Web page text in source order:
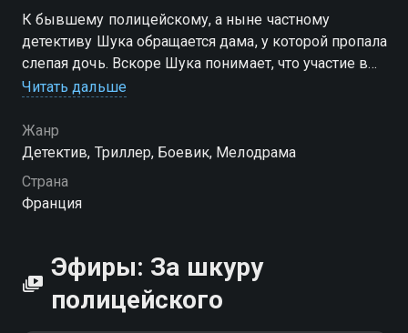
К бывшему полицейскому, а ныне частному
детективу Шука обращается дама, у которой пропала
слепая дочь. Вскоре Шука понимает, что участие в
поисках девушки - это искусно расставленная
Читать дальше
Жанр
Детектив, Триллер, Боевик, Мелодрама
Страна
Франция
Эфиры: За шкуру
полицейского